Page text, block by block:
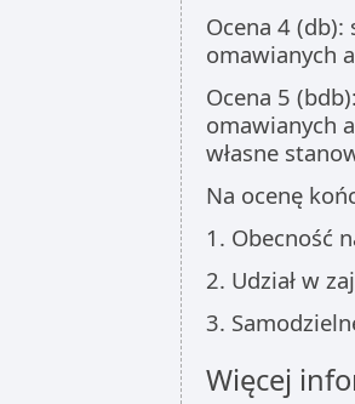
Ocena 4
omawianych
Ocena 5
omawianych
własne
Na ocenę
1. Obecność
2. Udział w
3.
Więcej